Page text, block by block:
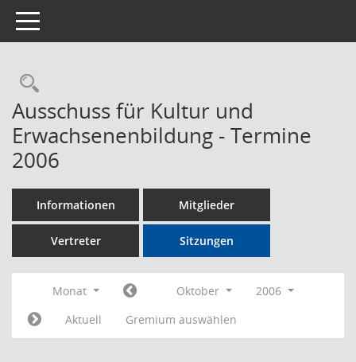
Toggle navigation
Rechercheauswahl
Ausschuss für Kultur und
Erwachsenenbildung - Termine
2006
Informationen Mitglieder
Vertreter Sitzungen
Monat Oktober
2006
Aktuell
Gremium auswählen